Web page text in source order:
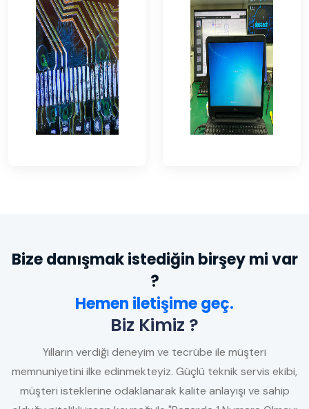
Bize danışmak istediğin birşey mi var
?
Hemen iletişime geç.
Biz Kimiz ?
Yılların verdiği deneyim ve tecrübe ile müşteri
memnuniyetini ilke edinmekteyiz. Güçlü teknik servis ekibi,
müşteri isteklerine odaklanarak kalite anlayışı ve sahip